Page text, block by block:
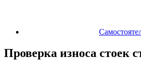
Проверка износа стоек